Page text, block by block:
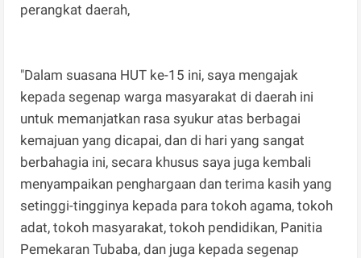
perangkat daerah,
"Dalam suasana HUT ke-15 ini, saya mengajak
kepada segenap warga masyarakat di daerah ini
untuk memanjatkan rasa syukur atas berbagai
kemajuan yang dicapai, dan di hari yang sangat
berbahagia ini, secara khusus saya juga kembali
menyampaikan penghargaan dan terima kasih yang
setinggi-tingginya kepada para tokoh agama, tokoh
adat, tokoh masyarakat, tokoh pendidikan, Panitia
Pemekaran Tubaba, dan juga kepada segenap